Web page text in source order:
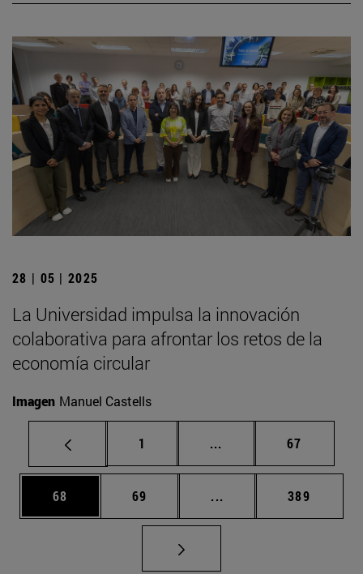
28 | 05 | 2025
La Universidad impulsa la innovación
colaborativa para afrontar los retos de la
economía circular
Imagen Manuel Castells
Página
1 ... Páginas intermedias
Página
67
Página
68 Página
69 ... Páginas intermedias
Página
389